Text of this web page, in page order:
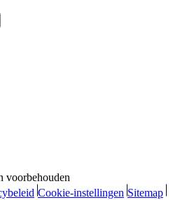
voorbehouden
Cookie-instellingen Sitemap